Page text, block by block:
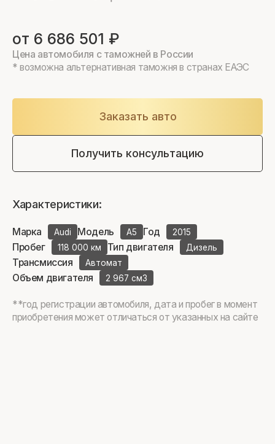
от 6 686 501 ₽
Цена автомобиля с таможней в России
* возможна альтернативная таможня в странах ЕАЭС
Заказать авто
Получить консультацию
Характеристики:
Марка Audi Модель A5 Год 2015
Пробег 118 000 км Тип двигателя Дизель
Трансмиссия Автомат
Объем двигателя 2 967 см3
**год регистрации автомобиля, дата и пробег в момент
приобретения может отличаться от указанных на сайте